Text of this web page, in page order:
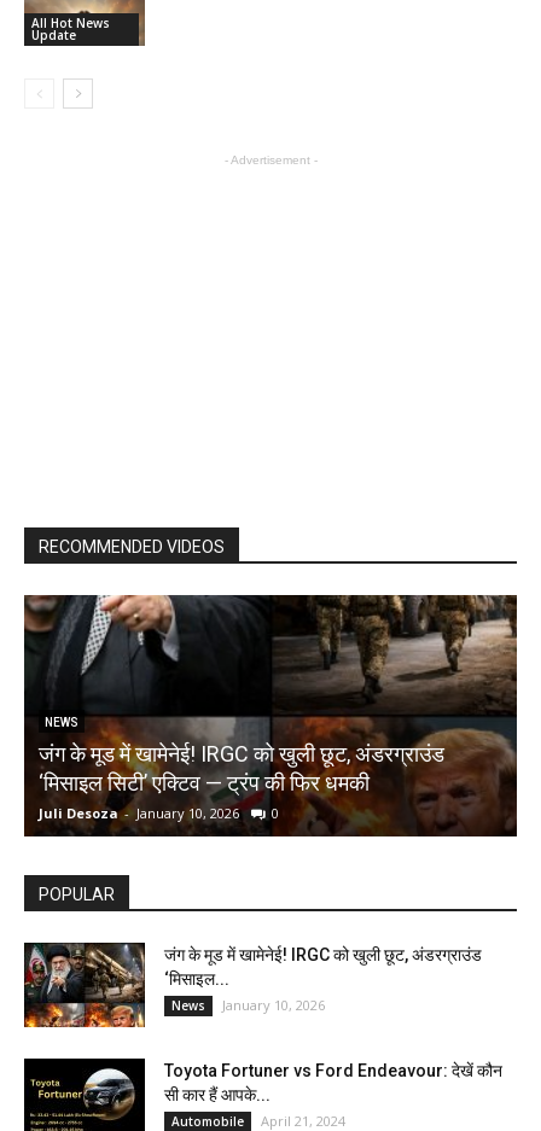
All Hot News
Update
- Advertisement -
RECOMMENDED VIDEOS
NEWS
जंग के मूड में खामेनेई! IRGC को खुली छूट, अंडरग्राउंड
‘मिसाइल सिटी’ एक्टिव — ट्रंप की फिर धमकी
Juli Desoza - January 10, 2026 0
POPULAR
जंग के मूड में खामेनेई! IRGC को खुली छूट, अंडरग्राउंड
‘मिसाइल...
News January 10, 2026
Toyota Fortuner vs Ford Endeavour: देखें कौन
सी कार हैं आपके...
Automobile April 21, 2024